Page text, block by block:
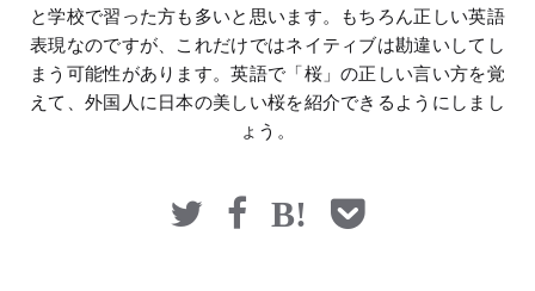
と学校で習った方も多いと思います。もちろん正しい英語
表現なのですが、これだけではネイティブは勘違いしてし
まう可能性があります。英語で「桜」の正しい言い方を覚
えて、外国人に日本の美しい桜を紹介できるようにしまし
ょう。